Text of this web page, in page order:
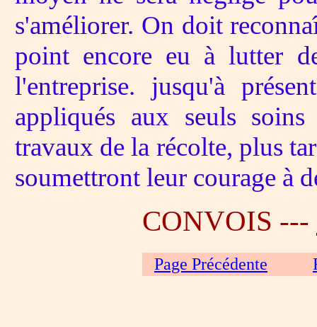
s'améliorer. On doit
point encore eu à lutter
l'entreprise. jusqu'à
appliqués aux seuls
travaux de la récolte, plus
soumettront leur courage à
CONVOIS ---
Page Précédente